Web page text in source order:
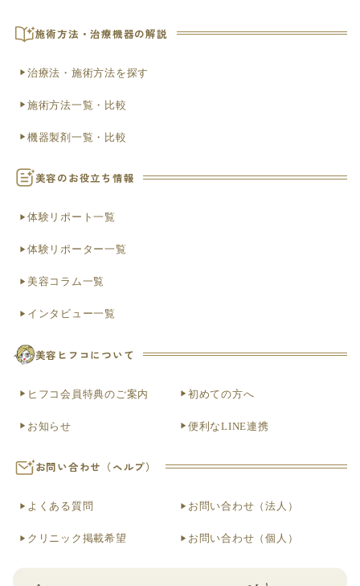
施術方法・治療機器の解説
治療法・施術方法を探す
施術方法一覧・比較
機器製剤一覧・比較
美容のお役立ち情報
体験リポート一覧
体験リポーター一覧
美容コラム一覧
インタビュー一覧
美容ヒフコについて
ヒフコ会員特典のご案内
お知らせ
初めての方へ
便利なLINE連携
お問い合わせ（ヘルプ）
よくある質問
クリニック掲載希望
お問い合わせ（法人）
お問い合わせ（個人）